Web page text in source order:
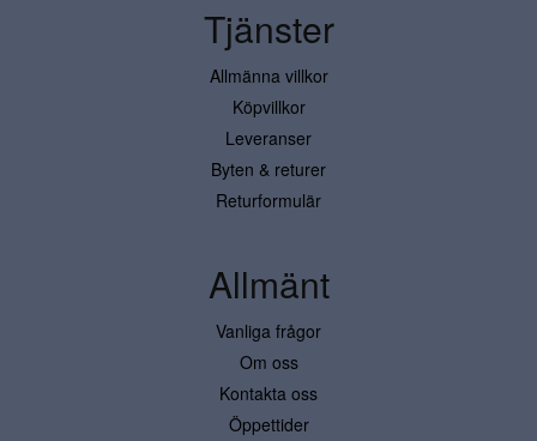
Tjänster
Allmänna villkor
Köpvillkor
Leveranser
Byten & returer
Returformulär
Allmänt
Vanliga frågor
Om oss
Kontakta oss
Öppettider